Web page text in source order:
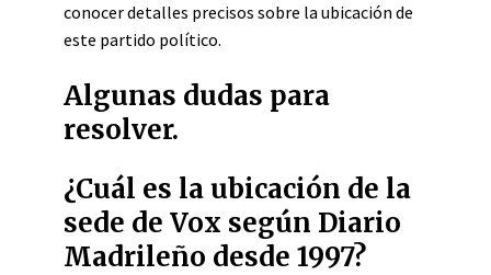
conocer detalles precisos sobre la ubicación de
este partido político.
Algunas dudas para
resolver.
¿Cuál es la ubicación de la
sede de Vox según Diario
Madrileño desde 1997?